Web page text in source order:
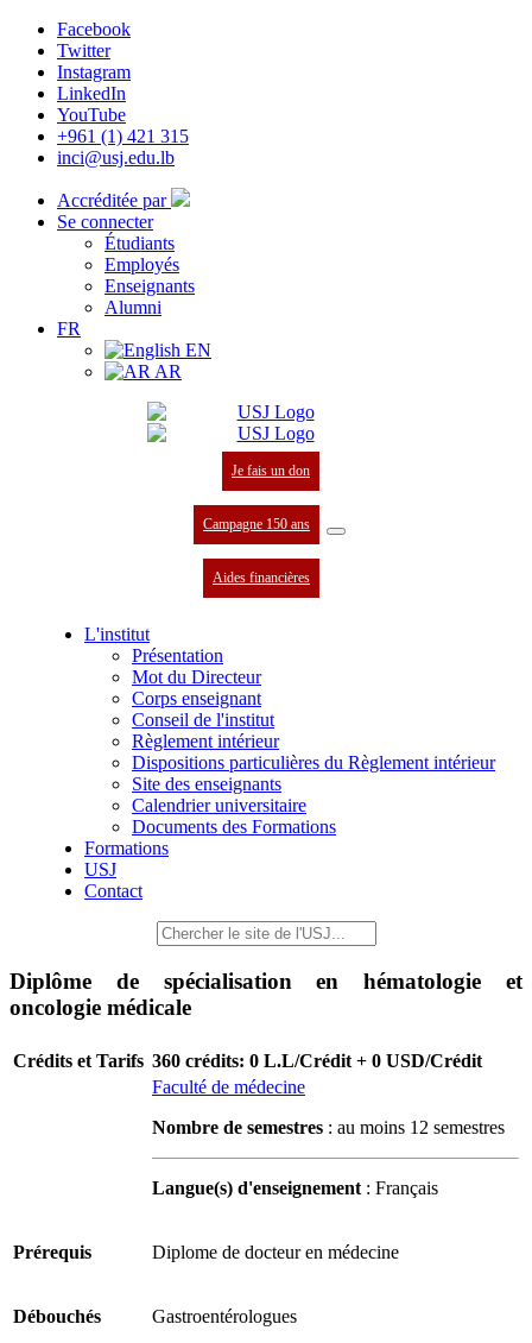
Facebook
Twitter
Instagram
LinkedIn
YouTube
+961 (1) 421 315
inci@usj.edu.lb
Accréditée par
Se connecter
Étudiants
Employés
Enseignants
Alumni
FR
EN
AR
Je fais un don
Campagne 150 ans
Aides financières
L'institut
Présentation
Mot du Directeur
Corps enseignant
Conseil de l'institut
Règlement intérieur
Dispositions particulières du Règlement intérieur
Site des enseignants
Calendrier universitaire
Documents des Formations
Formations
USJ
Contact
Diplôme de spécialisation en hématologie et
oncologie médicale
Crédits et Tarifs 360 crédits: 0 L.L/Crédit + 0 USD/Crédit
Faculté de médecine
Nombre de semestres : au moins 12 semestres
Langue(s) d'enseignement: Français
Prérequis Diplome de docteur en médecine
Débouchés Gastroentérologues